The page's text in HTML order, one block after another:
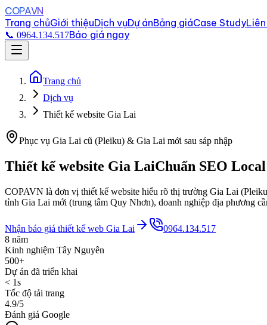
COPAVN
Trang chủGiới thiệuDịch vụDự ánBảng giáCase Study
📞 0964.134.517Báo giá ngay
Trang chủ
Dịch vụ
Thiết kế website Gia Lai
Phục vụ Gia Lai cũ (Pleiku) & Gia Lai mới sau sáp nhập
Thiết kế website Gia LaiChuẩn SEO
COPAVN là đơn vị thiết kế website hiểu rõ thị trường Gia Lai
tỉnh Gia Lai mới (trung tâm Quy Nhơn), doanh nghiệp địa phương
Nhận báo giá thiết kế web Gia Lai
0964.134.517
8 năm
Kinh nghiệm Tây Nguyên
500+
Dự án đã triển khai
< 1s
Tốc độ tải trang
4.9/5
Đánh giá Google